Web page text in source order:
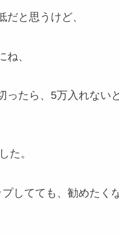
と思うけど、
、
ったら、5万入れない
た。
してても、勧めたく